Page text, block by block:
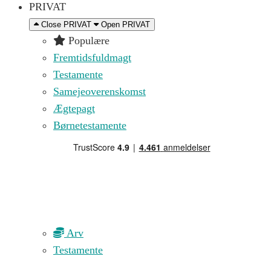
PRIVAT
Close PRIVAT Open PRIVAT
Populære
Fremtidsfuldmagt
Testamente
Samejeoverenskomst
Ægtepagt
Børnetestamente
Arv
Testamente